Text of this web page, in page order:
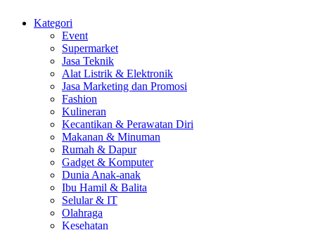
Kategori
Event
Supermarket
Jasa Teknik
Alat Listrik & Elektronik
Jasa Marketing dan Promosi
Fashion
Kulineran
Kecantikan & Perawatan Diri
Makanan & Minuman
Rumah & Dapur
Gadget & Komputer
Dunia Anak-anak
Ibu Hamil & Balita
Selular & IT
Olahraga
Kesehatan